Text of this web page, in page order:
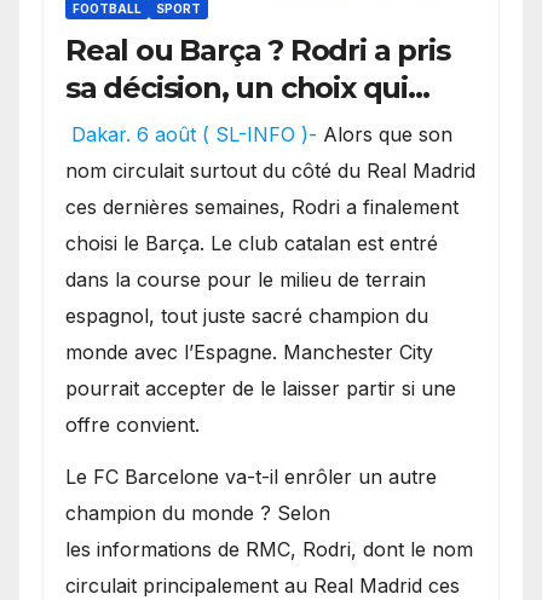
FOOTBALL SPORT
Real ou Barça ? Rodri a pris
sa décision, un choix qui
pourrait faire grand bruit
sur le marché des
transferts.
Dakar. 6 août ( SL-INFO )- Alors que son
nom circulait surtout du côté du Real Madrid
ces dernières semaines, Rodri a finalement
choisi le Barça. Le club catalan est entré
dans la course pour le milieu de terrain
espagnol, tout juste sacré champion du
monde avec l’Espagne. Manchester City
pourrait accepter de le laisser partir si une
offre convient.
​Le FC Barcelone va-t-il enrôler un autre
champion du monde ? Selon
les informations de RMC, Rodri, dont le nom
circulait principalement au Real Madrid ces